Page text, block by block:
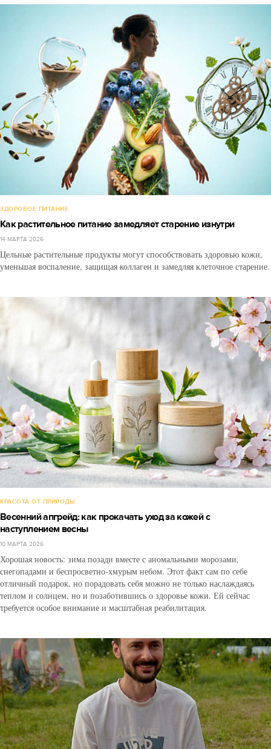
ЗДОРОВОЕ ПИТАНИЕ
Как растительное питание замедляет старение изнутри
14 МАРТА 2026
Цельные растительные продукты могут способствовать здоровью кожи,
уменьшая воспаление, защищая коллаген и замедляя клеточное старение.
КРАСОТА ОТ ПРИРОДЫ
Весенний апгрейд: как прокачать уход за кожей с
наступлением весны
10 МАРТА 2026
Хорошая новость: зима позади вместе с аномальными морозами,
снегопадами и беспросветно-хмурым небом. Этот факт сам по себе
отличный подарок, но порадовать себя можно не только наслаждаясь
теплом и солнцем, но и позаботившись о здоровье кожи. Ей сейчас
требуется особое внимание и масштабная реабилитация.